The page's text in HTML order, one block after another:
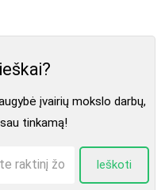
įvairių mokslo darbų,
tinkamą!
Ieškoti